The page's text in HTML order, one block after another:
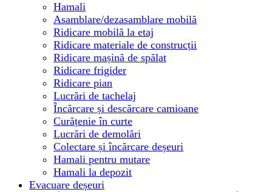
Hamali
Asamblare/dezasamblare mobilă
Ridicare mobilă la etaj
Ridicare materiale de construcții
Ridicare mașină de spălat
Ridicare frigider
Ridicare pian
Lucrări de tachelaj
Încărcare și descărcare camioane
Curățenie în curte
Lucrări de demolări
Colectare și încărcare deșeuri
Hamali pentru mutare
Hamali la depozit
Evacuare deșeuri